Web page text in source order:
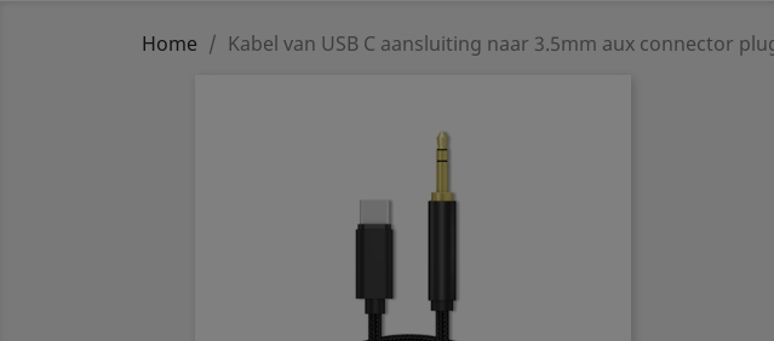
Home Kabel van USB C aansluiting naar 3.5mm aux connector